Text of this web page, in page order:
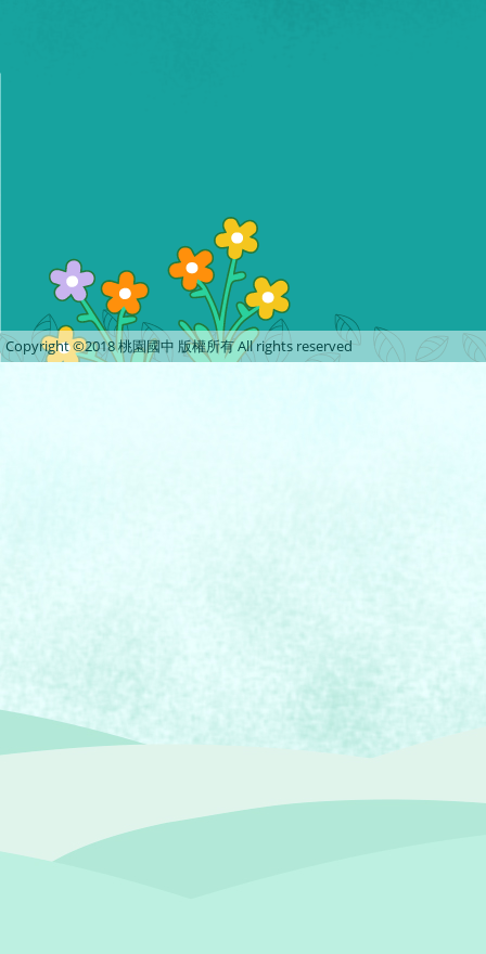
Copyright ©2018 桃園國中 版權所有 All rights reserved